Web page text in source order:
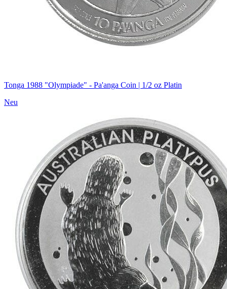
Tonga 1988 "Olympiade" - Pa'anga Coin | 1/2 oz Platin
Neu